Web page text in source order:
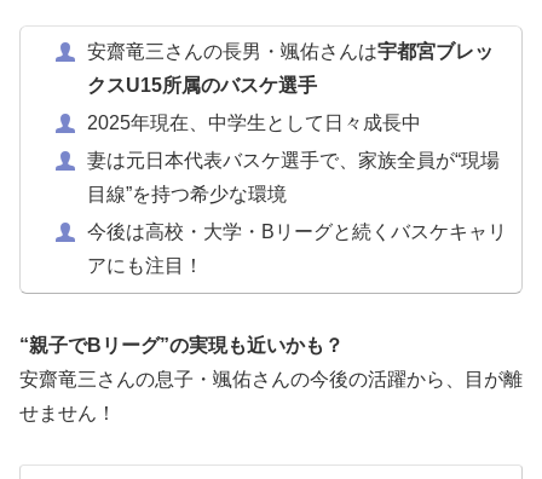
安齋竜三さんの長男・颯佑さんは宇都宮ブレッ
クスU15所属のバスケ選手
2025年現在、中学生として日々成長中
妻は元日本代表バスケ選手で、家族全員が“現場
目線”を持つ希少な環境
今後は高校・大学・Bリーグと続くバスケキャリ
アにも注目！
“親子でBリーグ”の実現も近いかも？
安齋竜三さんの息子・颯佑さんの今後の活躍から、目が離
せません！